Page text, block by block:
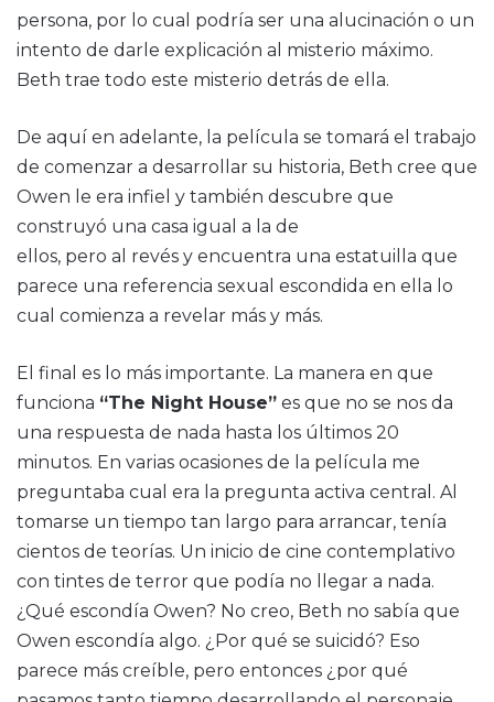
persona, por lo cual podría ser una alucinación o un
intento de darle explicación al misterio máximo.
Beth trae todo este misterio detrás de ella.
De aquí en adelante, la película se tomará el trabajo
de comenzar a desarrollar su historia, Beth cree que
Owen le era infiel y también descubre que
construyó una casa igual a la de
ellos, pero al revés y encuentra una estatuilla que
parece una referencia sexual escondida en ella lo
cual comienza a revelar más y más.
El final es lo más importante. La manera en que
funciona “The Night House” es que no se nos da
una respuesta de nada hasta los últimos 20
minutos. En varias ocasiones de la película me
preguntaba cual era la pregunta activa central. Al
tomarse un tiempo tan largo para arrancar, tenía
cientos de teorías. Un inicio de cine contemplativo
con tintes de terror que podía no llegar a nada.
¿Qué escondía Owen? No creo, Beth no sabía que
Owen escondía algo. ¿Por qué se suicidó? Eso
parece más creíble, pero entonces ¿por qué